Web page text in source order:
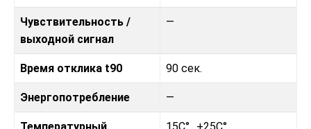
Чувствительность /
выходной сигнал
—
Время отклика t90 90 сек.
Энергопотребление —